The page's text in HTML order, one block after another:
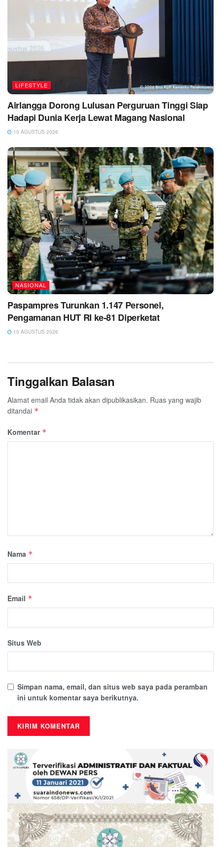
LIFESTYLE
Airlangga Dorong Lulusan Perguruan Tinggi Siap
Hadapi Dunia Kerja Lewat Magang Nasional
10 AGUSTUS 2026
NASIONAL
Paspampres Turunkan 1.147 Personel,
Pengamanan HUT RI ke-81 Diperketat
10 AGUSTUS 2026
Tinggalkan Balasan
Alamat email Anda tidak akan dipublikasikan. Ruas yang wajib
ditandai *
Komentar *
Nama *
Email *
Situs Web
Simpan nama, email, dan situs web saya pada peramban
ini untuk komentar saya berikutnya.